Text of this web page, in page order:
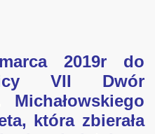
2019r do
VII Dwór
która zbierała